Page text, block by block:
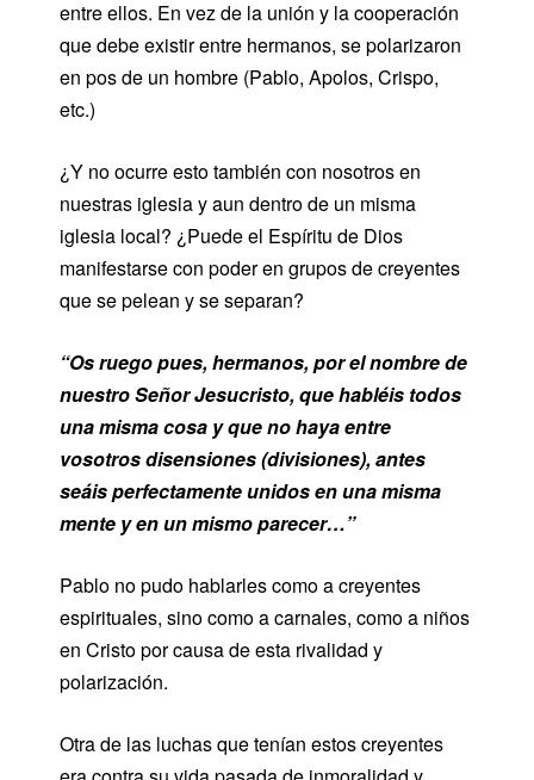
entre ellos. En vez de la unión y la cooperación
que debe existir entre hermanos, se polarizaron
en pos de un hombre (Pablo, Apolos, Crispo,
etc.)
¿Y no ocurre esto también con nosotros en
nuestras iglesia y aun dentro de un misma
iglesia local? ¿Puede el Espíritu de Dios
manifestarse con poder en grupos de creyentes
que se pelean y se separan?
“Os ruego pues, hermanos, por el nombre de
nuestro Señor Jesucristo, que habléis todos
una misma cosa y que no haya entre
vosotros disensiones (divisiones), antes
seáis perfectamente unidos en una misma
mente y en un mismo parecer…”
Pablo no pudo hablarles como a creyentes
espirituales, sino como a carnales, como a niños
en Cristo por causa de esta rivalidad y
polarización.
Otra de las luchas que tenían estos creyentes